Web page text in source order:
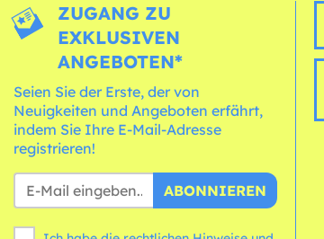
ZUGANG ZU
EXKLUSIVEN
ANGEBOTEN*
Seien Sie der Erste, der von
Neuigkeiten und Angeboten erfährt,
indem Sie Ihre E-Mail-Adresse
registrieren!
ABONNIEREN